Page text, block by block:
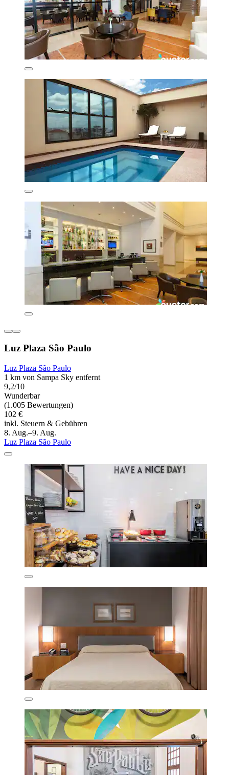
Luz Plaza São Paulo
Luz Plaza São Paulo
1 km von Sampa Sky entfernt
9,2/10
Wunderbar
(1.005 Bewertungen)
102 €
inkl. Steuern & Gebühren
8. Aug.–9. Aug.
Luz Plaza São Paulo